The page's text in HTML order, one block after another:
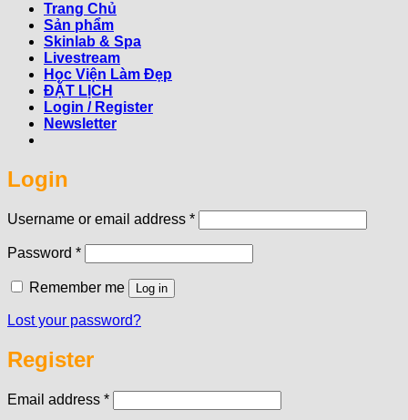
Trang Chủ
Sản phẩm
Skinlab & Spa
Livestream
Học Viện Làm Đẹp
ĐẶT LỊCH
Login / Register
Newsletter
Login
Username or email address *Required
Password *Required
Remember me Log in
Lost your password?
Register
Email address *Required